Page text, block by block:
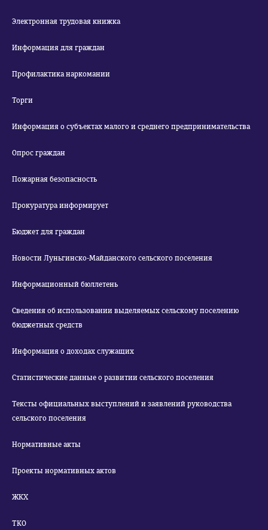
Электронная трудовая книжка
Информация для граждан
Профилактика наркомании
Торги
Информация о субъектах малого и среднего предпринимательства
Опрос граждан
Пожарная безопасность
Прокуратура информирует
Бюджет для граждан
Новости Луньгинско-Майданского сельского поселения
Информационный бюллетень
Сведения об использовании выделяемых сельскому поселению
бюджетных средств
Информация о доходах служащих
Статистические данные о развитии сельского поселения
Тексты официальных выступлений и заявлений руководства
сельского поселения
Нормативные акты
Проекты нормативных актов
ЖКХ
ТКО